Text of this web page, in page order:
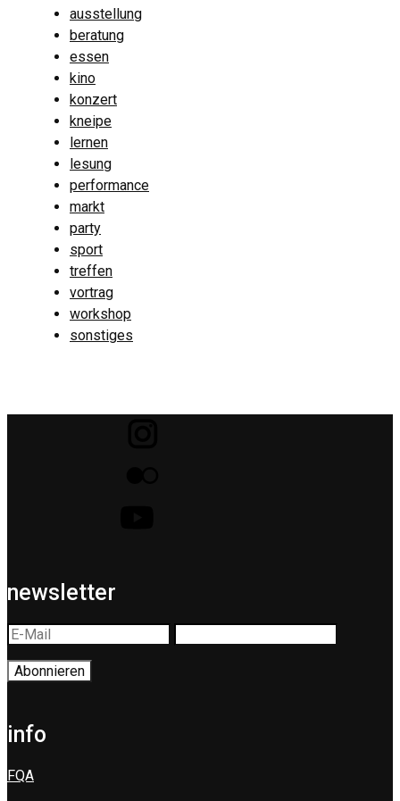
ausstellung
beratung
essen
kino
konzert
kneipe
lernen
lesung
performance
markt
party
sport
treffen
vortrag
workshop
sonstiges
newsletter
info
FQA